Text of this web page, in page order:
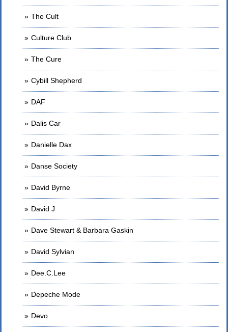
The Cult
Culture Club
The Cure
Cybill Shepherd
DAF
Dalis Car
Danielle Dax
Danse Society
David Byrne
David J
Dave Stewart & Barbara Gaskin
David Sylvian
Dee.C.Lee
Depeche Mode
Devo